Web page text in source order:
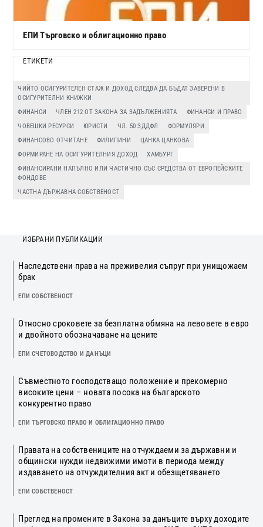
ЕПИ Търговско и облигационно право
ЕТИКЕТИ
ЧИЙТО ОСИГУРИТЕЛЕН СТАЖ И ДОХОД СЛЕДВА ДА БЪДАТ ЗАВЕРЕНИ В
ОСИГУРИТЕЛНИ КНИЖКИ
ФИНАНСИ
ЧЛЕН 212 ОТ ЗАКОНА ЗА ЗАДЪЛЖЕНИЯТА
ФИНАНСИ И ПРАВО
ЧОВЕШКИ РЕСУРСИ
ЮРИСТИ ЧЛ. 50 ЗДДФЛ
ФОРМУЛЯРИ
ФИНАНСОВО ОТЧИТАНЕ
ФИЛИПИНИ
ЦАНКА ЦАНКОВА
ФОРМИРАНЕ НА ОСИГУРИТЕЛНИЯ ДОХОД
ХАМБУРГ
ФИНАНСИРАНИ НАПЪЛНО ИЛИ ЧАСТИЧНО СЪС СРЕДСТВА ОТ ЕВРОПЕЙСКИТЕ
ФОНДОВЕ
ЧАСТНА ДЪРЖАВНА СОБСТВЕНОСТ
ИЗБРАНИ ПУБЛИКАЦИИ
Наследствени права на преживелия съпруг при унищожаем
брак
ЕПИ СОБСТВЕНОСТ
Относно сроковете за безплатна обмяна на левовете в евро
и двойното обозначаване на цените
ЕПИ СЧЕТОВОДСТВО И ДАНЪЦИ
Съвместното господстващо положение и прекомерно
високите цени – новата посока на българското
конкурентно право
ЕПИ ТЪРГОВСКО ПРАВО И ОБЛИГАЦИОННО ПРАВО
Правата на собствениците на отчуждаеми за държавни и
общински нужди недвижими имоти в периода между
издаването на отчуждителния акт и обезщетяването
ЕПИ СОБСТВЕНОСТ
Преглед на промените в Закона за данъците върху доходите